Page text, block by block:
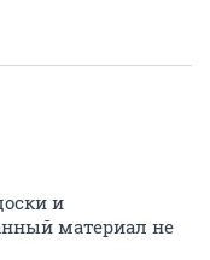
и
материал не